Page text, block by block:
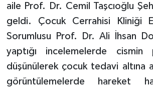
aile Prof. Dr. Cemil Taşcıoğlu
geldi. Çocuk Cerrahisi Kliniği
Sorumlusu Prof. Dr. Ali İhsan
yaptığı incelemelerde cismin
düşünülerek çocuk tedavi altına
görüntülemelerde hareket